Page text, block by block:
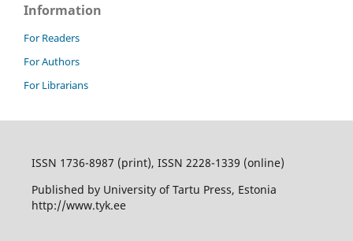
Information
For Readers
For Authors
For Librarians
ISSN 1736-8987 (print), ISSN 2228-1339 (online)
Published by University of Tartu Press, Estonia
http://www.tyk.ee